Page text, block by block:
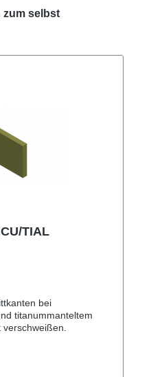
zum selbst
TIAL
bei
titanummanteltem